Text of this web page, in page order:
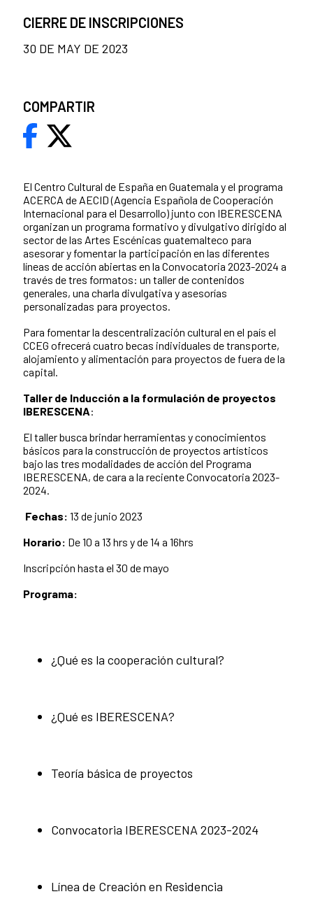
El Centro Cultural de España en Guatemala y el programa
ACERCA de AECID (Agencia Española de Cooperación
Internacional para el Desarrollo) junto con IBERESCENA
organizan un programa formativo y divulgativo dirigido al
sector de las Artes Escénicas guatemalteco para
asesorar y fomentar la participación en las diferentes
líneas de acción abiertas en la Convocatoria 2023-2024 a
través de tres formatos: un taller de contenidos
generales, una charla divulgativa y asesorías
personalizadas para proyectos.
Para fomentar la descentralización cultural en el país el
CCEG ofrecerá cuatro becas individuales de transporte,
alojamiento y alimentación para proyectos de fuera de la
capital.
Taller de Inducción a la formulación de proyectos
IBERESCENA:
El taller busca brindar herramientas y conocimientos
básicos para la construcción de proyectos artísticos
bajo las tres modalidades de acción del Programa
IBERESCENA, de cara a la reciente Convocatoria 2023-
2024.
Fechas: 13 de junio 2023
Horario: De 10 a 13 hrs y de 14 a 16hrs
Inscripción hasta el 30 de mayo
Programa:
¿Qué es la cooperación cultural?
¿Qué es IBERESCENA?
Teoría básica de proyectos
Convocatoria IBERESCENA 2023-2024
Línea de Creación en Residencia
CIERRE DE INSCRIPCIONES
30 DE MAY DE 2023
COMPARTIR